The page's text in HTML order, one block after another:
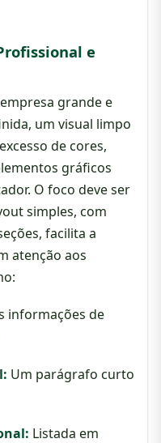
e
grande e
um visual limpo
de cores,
gráficos
O foco deve ser
simples, com
facilita a
atenção aos
informações de
Um parágrafo curto
Listada em